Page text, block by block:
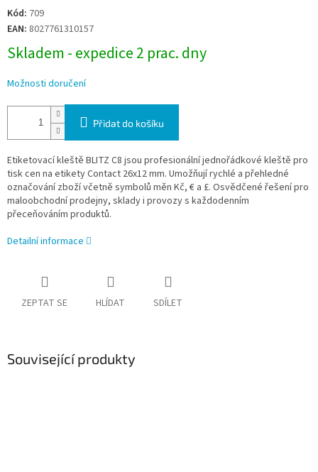
Měrná
cena:
Kód: 709
EAN: 8027761310157
Skladem - expedice 2 prac. dny
Možnosti doručení
Přidat do košíku
Etiketovací kleště BLITZ C8 jsou profesionální jednořádkové kleště pro
tisk cen na etikety Contact 26x12 mm. Umožňují rychlé a přehledné
označování zboží včetně symbolů měn Kč, € a £. Osvědčené řešení pro
maloobchodní prodejny, sklady i provozy s každodenním
přeceňováním produktů.
Detailní informace
ZEPTAT SE HLÍDAT SDÍLET
Související produkty